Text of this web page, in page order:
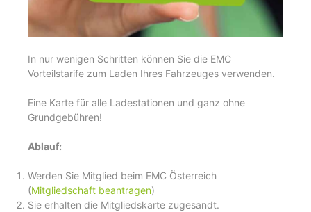
In nur wenigen Schritten können Sie die EMC
Vorteilstarife zum Laden Ihres Fahrzeuges verwenden.
Eine Karte für alle Ladestationen und ganz ohne
Grundgebühren!
Ablauf:
Werden Sie Mitglied beim EMC Österreich
(Mitgliedschaft beantragen)
Sie erhalten die Mitgliedskarte zugesandt.